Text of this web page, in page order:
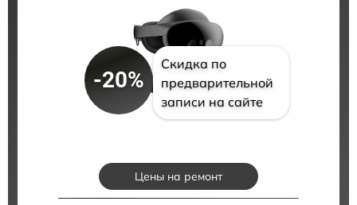
-20%
Скидка по
предварительной
записи на сайте
Цены на ремонт